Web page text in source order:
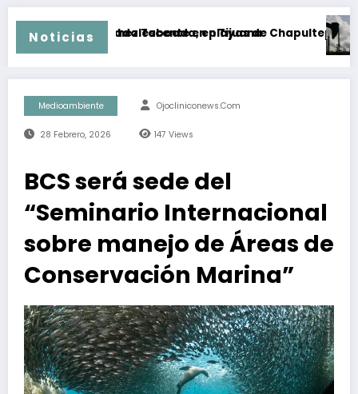
Noticias
colonia Sánchez Taboada, en Tijuana
Ola arrastró a adolescente en playas de Chapultepec, en
Medioambiente Ojocliniconews.com
28 Febrero, 2026 147 Views
BCS será sede del
“Seminario Internacional
sobre manejo de Áreas de
Conservación Marina”